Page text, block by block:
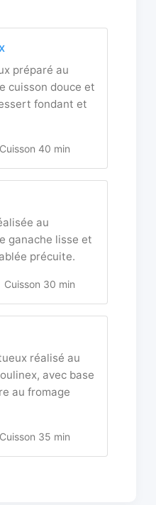
préparé au
cuisson douce et
fondant et
40 min
au
ganache lisse et
précuite.
Cuisson 30 min
réalisé au
avec base
au fromage
35 min